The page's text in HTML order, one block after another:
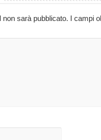
non sarà pubblicato. I campi